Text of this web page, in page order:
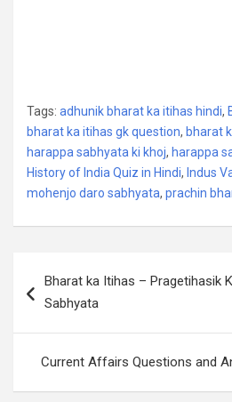
Tags: adhunik bharat ka itihas hindi,
bharat ka itihas gk question, bharat
harappa sabhyata ki khoj, harappa
History of India Quiz in Hindi, Indus
mohenjo daro sabhyata, prachin
navigation
Bharat ka Itihas – Pragetihasik
Sabhyata
Current Affairs Questions and